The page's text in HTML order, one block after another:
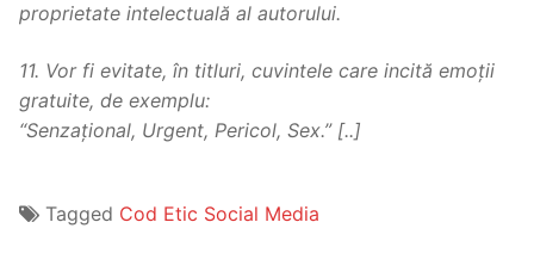
proprietate intelectuală al autorului.
11. Vor fi evitate, în titluri, cuvintele care incită emoții
gratuite, de exemplu:
“Senzațional, Urgent, Pericol, Sex.” [..]
Tagged Cod Etic Social Media